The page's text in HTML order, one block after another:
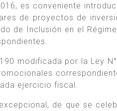
es conveniente
de proyectos de
de Inclusión en el
modificada por la Ley
ejercicio fiscal.
de que se